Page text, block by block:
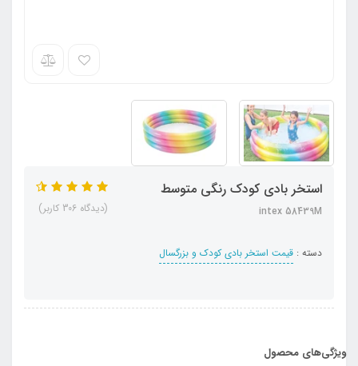
استخر بادی کودک رنگی متوسط
intex 58439M
دسته : قیمت استخر بادی کودک و بزرگسال
(دیدگاه 306 کاربر)
ویژگی‌های محصول